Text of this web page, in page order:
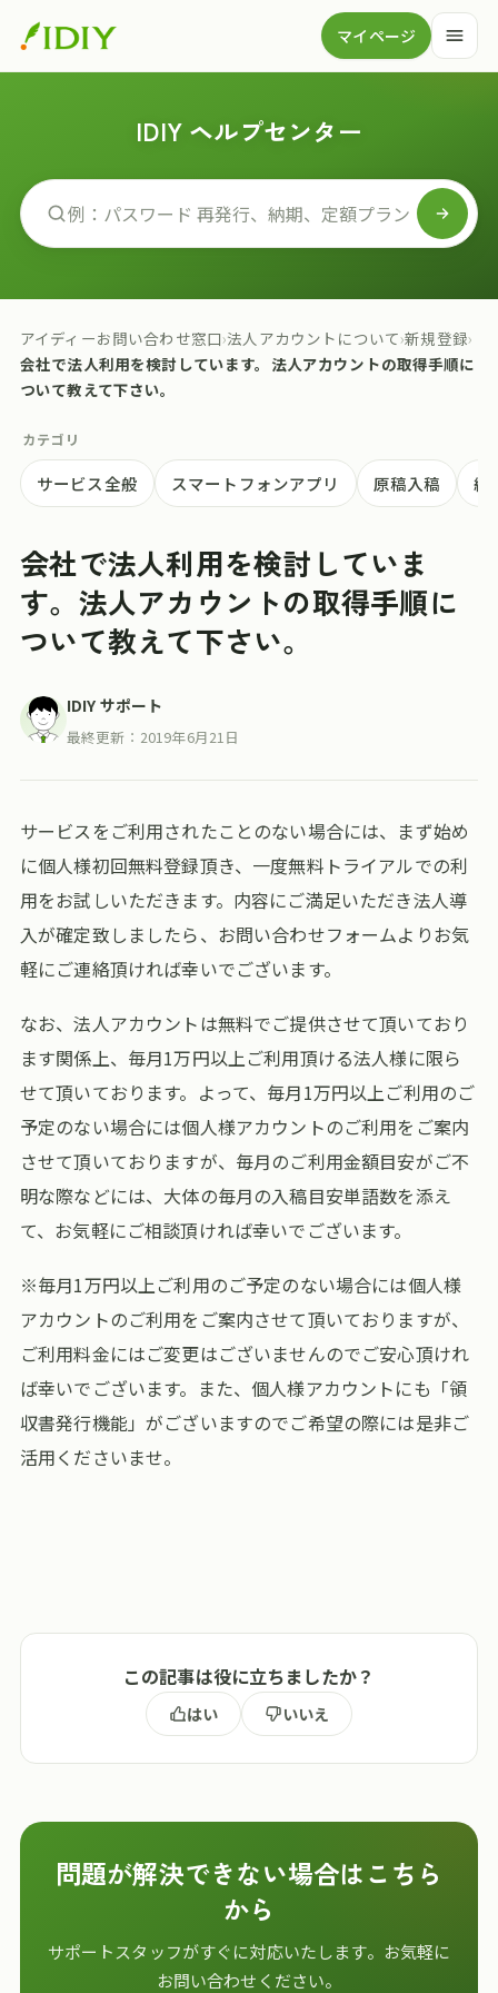
マイページ
IDIY ヘルプセンター
アイディーお問い合わせ窓口›法人アカウントについて›新規登録›
会社で法人利用を検討しています。法人アカウントの取得手順に
ついて教えて下さい。
カテゴリ
サービス全般 スマートフォンアプリ 原稿入稿 納
会社で法人利用を検討していま
す。法人アカウントの取得手順に
ついて教えて下さい。
IDIY サポート
最終更新： 2019年6月21日
サービスをご利用されたことのない場合には、まず始め
に個人様初回無料登録頂き、一度無料トライアルでの利
用をお試しいただきます。内容にご満足いただき法人導
入が確定致しましたら、お問い合わせフォームよりお気
軽にご連絡頂ければ幸いでございます。
なお、法人アカウントは無料でご提供させて頂いており
ます関係上、毎月1万円以上ご利用頂ける法人様に限ら
せて頂いております。よって、毎月1万円以上ご利用のご
予定のない場合には個人様アカウントのご利用をご案内
させて頂いておりますが、毎月のご利用金額目安がご不
明な際などには、大体の毎月の入稿目安単語数を添え
て、お気軽にご相談頂ければ幸いでございます。
※毎月1万円以上ご利用のご予定のない場合には個人様
アカウントのご利用をご案内させて頂いておりますが、
ご利用料金にはご変更はございませんのでご安心頂けれ
ば幸いでございます。また、個人様アカウントにも「領
収書発行機能」がございますのでご希望の際には是非ご
活用くださいませ。
この記事は役に立ちましたか？
はい いいえ
問題が解決できない場合はこちら
から
サポートスタッフがすぐに対応いたします。お気軽に
お問い合わせください。